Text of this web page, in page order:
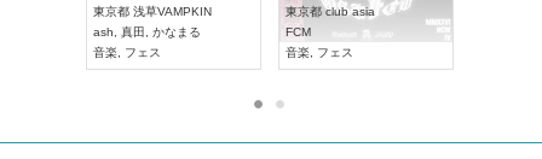
HOLIDAY NEXT NAGOYA
ヴィジュアル系
浅草VAMPKIN
かなまる
東京都